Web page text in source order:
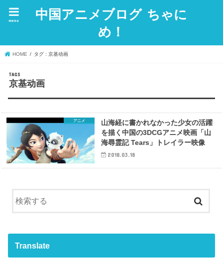
中国アニメブログ ちゃに
め！
menu
HOME タグ : 京基动画
京基动画
アニメ
山海経に書かれなかった少女の活躍
を描く中国の3DCGアニメ映画「山
海尋霊記 Tears」トレイラー映像
2018.03.18
Translate